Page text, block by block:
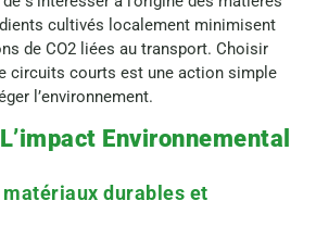
cultivés localement minimisent
de CO2 liées au transport. Choisir
circuits courts est une action simple
l’environnement.
Environnemental
matériaux durables et